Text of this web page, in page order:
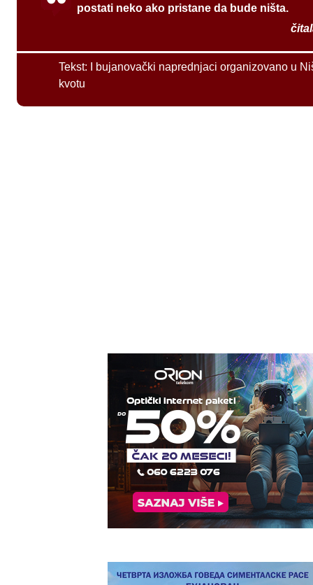
postati neko ako pristane da bude ništa.
Tekst:
I bujanovački naprednjaci organizovano u
kvotu